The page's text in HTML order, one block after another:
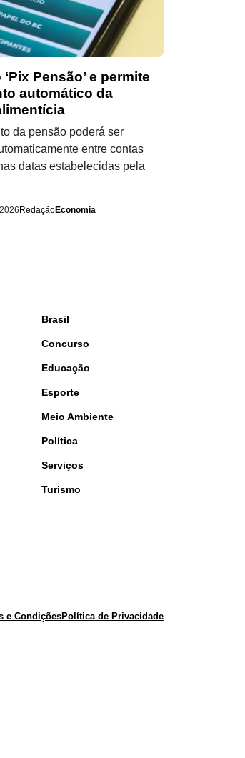
Pensão’ e permite
automático da
da pensão poderá ser
entre contas
datas estabelecidas pela
RedaçãoEconomia
Brasil
Concurso
Educação
Esporte
Meio Ambiente
Política
Serviços
Turismo
e CondiçõesPolítica de Privacidade